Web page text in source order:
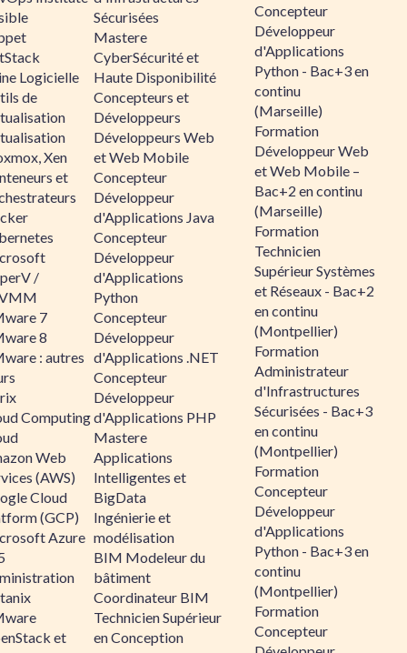
Logicielle
de
Xen
et
/
7
8
: autres
Computing
Web
(AWS)
Cloud
(GCP)
Azure
et
Sécurisées
Mastere
CyberSécurité et
Haute Disponibilité
Concepteurs et
Développeurs
Développeurs Web
et Web Mobile
Concepteur
Développeur
d'Applications Java
Concepteur
Développeur
d'Applications
Python
Concepteur
Développeur
d'Applications .NET
Concepteur
Développeur
d'Applications PHP
Mastere
Applications
Intelligentes et
BigData
Ingénierie et
modélisation
BIM Modeleur du
bâtiment
Coordinateur BIM
Technicien Supérieur
en Conception
Concepteur
Développeur
d'Applications
Python - Bac+3 en
continu
(Marseille)
Formation
Développeur Web
et Web Mobile –
Bac+2 en continu
(Marseille)
Formation
Technicien
Supérieur Systèmes
et Réseaux - Bac+2
en continu
(Montpellier)
Formation
Administrateur
d'Infrastructures
Sécurisées - Bac+3
en continu
(Montpellier)
Formation
Concepteur
Développeur
d'Applications
Python - Bac+3 en
continu
(Montpellier)
Formation
Concepteur